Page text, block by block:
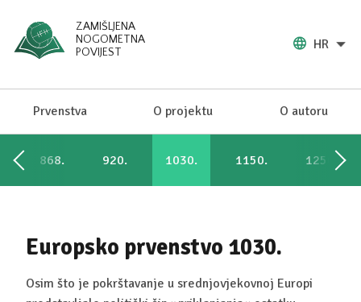
ZAMIŠLJENA
NOGOMETNA
POVIJEST
HR
Prvenstva O projektu O autoru
868. 920. 1030. 1150. 1250.
Europsko prvenstvo 1030.
Osim što je pokrštavanje u srednjovjekovnoj Europi